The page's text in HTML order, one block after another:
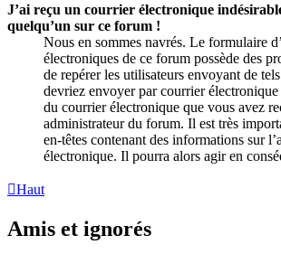
J’ai reçu un courrier électronique
quelqu’un sur ce forum !
Nous en sommes navrés. Le formulaire
électroniques de ce forum possède des
de repérer les utilisateurs envoyant de
devriez envoyer par courrier
du courrier électronique que vous avez
administrateur du forum. Il est très
en-têtes contenant des informations sur
électronique. Il pourra alors agir en
Haut
Amis et ignorés